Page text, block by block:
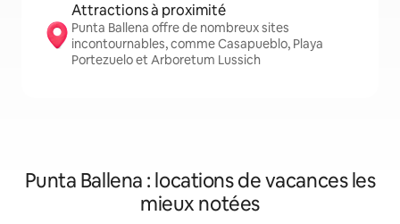
Attractions à proximité
Punta Ballena offre de nombreux sites
incontournables, comme Casapueblo, Playa
Portezuelo et Arboretum Lussich
Punta Ballena : locations de vacances les
mieux notées